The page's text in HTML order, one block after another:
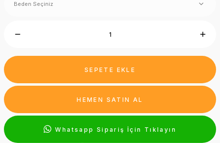
SEPETE EKLE
HEMEN SATIN AL
Whatsapp Sipariş İçin Tıklayın